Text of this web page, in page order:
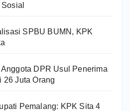
SPBU BUMN, KPK
DPR Usul Penerima
26 Juta Orang
Pemalang: KPK Sita 4